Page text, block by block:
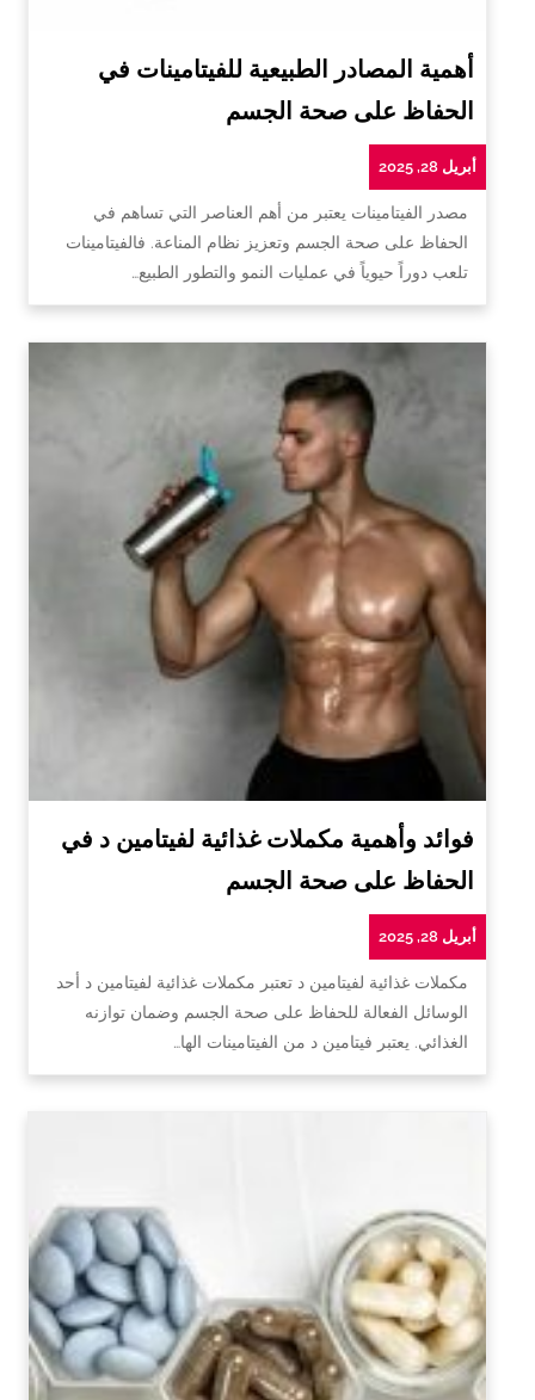
أهمية المصادر الطبيعية للفيتامينات في
الحفاظ على صحة الجسم
أبريل 28, 2025
مصدر الفيتامينات يعتبر من أهم العناصر التي تساهم في
الحفاظ على صحة الجسم وتعزيز نظام المناعة. فالفيتامينات
تلعب دوراً حيوياً في عمليات النمو والتطور الطبيع…
فوائد وأهمية مكملات غذائية لفيتامين د في
الحفاظ على صحة الجسم
أبريل 28, 2025
مكملات غذائية لفيتامين د تعتبر مكملات غذائية لفيتامين د أحد
الوسائل الفعالة للحفاظ على صحة الجسم وضمان توازنه
الغذائي. يعتبر فيتامين د من الفيتامينات الها…